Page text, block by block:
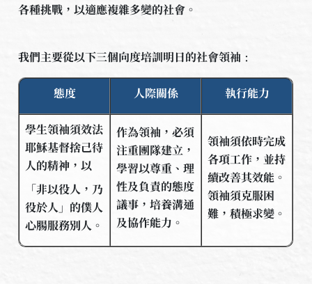
各種挑戰，以適應複雜多變的社會。
我們主要從以下三個向度培訓明日的社會領袖﹕
態度 人際關係 執行能力
學生領袖須效法
耶穌基督捨己待
人的精神，以
「非以役人，乃
役於人」的僕人
心腸服務別人。
作為領袖，必須
注重團隊建立，
學習以尊重、理
性及負責的態度
議事，培養溝通
及協作能力。
領袖須依時完成
各項工作，並持
續改善其效能。
領袖須克服困
難，積極求變。